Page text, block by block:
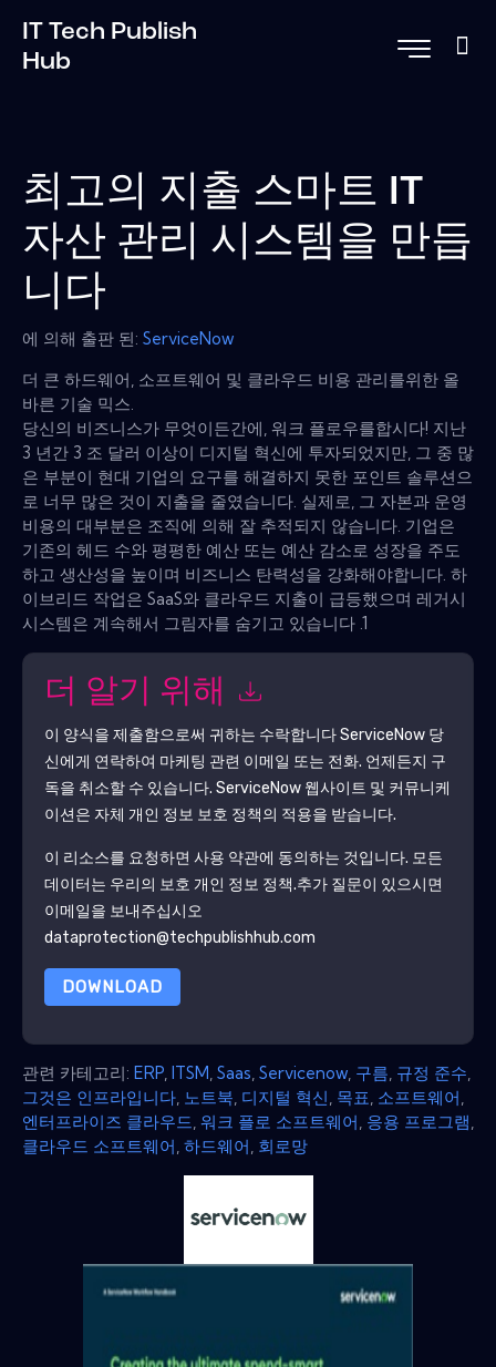
IT Tech Publish
Hub
최고의 지출 스마트 IT
자산 관리 시스템을 만듭
니다
에 의해 출판 된: ServiceNow
더 큰 하드웨어, 소프트웨어 및 클라우드 비용 관리를위한 올
바른 기술 믹스.
당신의 비즈니스가 무엇이든간에, 워크 플로우를합시다! 지난
3 년간 3 조 달러 이상이 디지털 혁신에 투자되었지만, 그 중 많
은 부분이 현대 기업의 요구를 해결하지 못한 포인트 솔루션으
로 너무 많은 것이 지출을 줄였습니다. 실제로, 그 자본과 운영
비용의 대부분은 조직에 의해 잘 추적되지 않습니다. 기업은
기존의 헤드 수와 평평한 예산 또는 예산 감소로 성장을 주도
하고 생산성을 높이며 비즈니스 탄력성을 강화해야합니다. 하
이브리드 작업은 SaaS와 클라우드 지출이 급등했으며 레거시
시스템은 계속해서 그림자를 숨기고 있습니다 .1
더 알기 위해
이 양식을 제출함으로써 귀하는 수락합니다ServiceNow당
신에게 연락하여 마케팅 관련 이메일 또는 전화. 언제든지 구
독을 취소할 수 있습니다. ServiceNow웹사이트 및 커뮤니케
이션은 자체 개인 정보 보호 정책의 적용을 받습니다.
이 리소스를 요청하면 사용 약관에 동의하는 것입니다. 모든
데이터는 우리의 보호 개인 정보 정책.추가 질문이 있으시면
이메일을 보내주십시오
dataprotection@techpublishhub.com
DOWNLOAD
관련 카테고리: ERP ITSM Saas Servicenow 구름 규정 준수
그것은 인프라입니다 노트북 디지털 혁신 목표 소프트웨어
엔터프라이즈 클라우드 워크 플로 소프트웨어 응용 프로그램
클라우드 소프트웨어 하드웨어 회로망